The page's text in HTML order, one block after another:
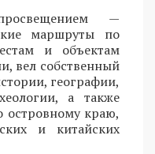
—
маршруты по
и объектам
вел собственный
географии,
а также
островному краю,
и китайских